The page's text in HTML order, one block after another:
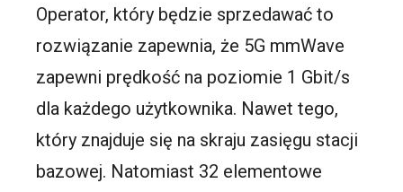
Operator, który będzie sprzedawać to
rozwiązanie zapewnia, że 5G mmWave
zapewni prędkość na poziomie 1 Gbit/s
dla każdego użytkownika. Nawet tego,
który znajduje się na skraju zasięgu stacji
bazowej. Natomiast 32 elementowe